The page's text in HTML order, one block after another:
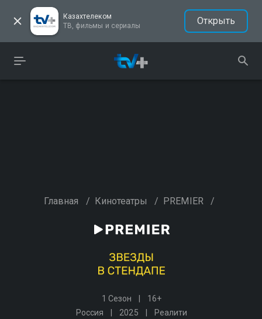
Казахтелеком
ТВ, фильмы и сериалы
Открыть
Главная / Кинотеатры / PREMIER /
1 Сезон
16+
Россия
2025 Реалити